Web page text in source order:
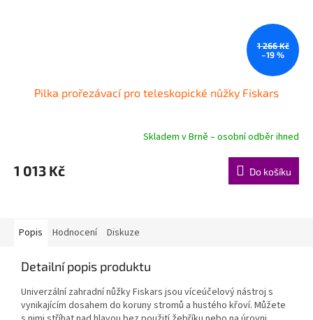
1 266 Kč
–19 %
Pilka prořezávací pro teleskopické nůžky Fiskars
Skladem v Brně – osobní odběr ihned
1 013 Kč Do košíku
Popis Hodnocení Diskuze
Detailní popis produktu
Univerzální zahradní nůžky Fiskars jsou víceúčelový nástroj s
vynikajícím dosahem do koruny stromů a hustého křoví. Můžete